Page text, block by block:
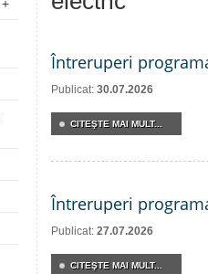
+
Întreruperi
Publicat: 30.07.2026
CITEŞTE MAI MULT...
Întreruperi
Publicat: 27.07.2026
CITEŞTE MAI MULT...